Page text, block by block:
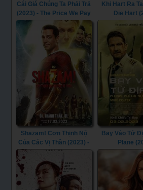
Cái Giá Chúng Ta Phải Trả
(2023) - The Price We Pay
(2023)
Khi Hart Ra
Die Hart
Shazam! Cơn Thịnh Nộ
Của Các Vị Thần (2023) -
Shazam! Fury of the Gods
(2023)
Bay Vào Tử
Plane